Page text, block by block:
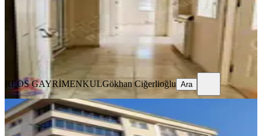
REOS GAYRİMENKULGökhan Ciğerlioğlu
REOS GAYRİMENKULGökhan Ciğerlioğlu Ara
YENİ
Sahibinden Memura Dağ Manzaralı
Temiz 1+1 Daire